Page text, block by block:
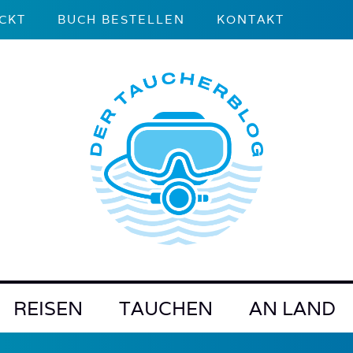
BUCH BESTELLEN KONTAKT
REISEN TAUCHEN AN LAND